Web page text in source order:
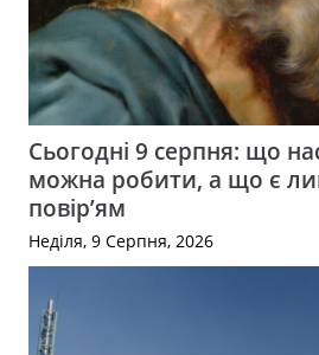
Сьогодні 9 серпня: що
можна робити, а що є
повір’ям
Неділя, 9 Серпня, 2026